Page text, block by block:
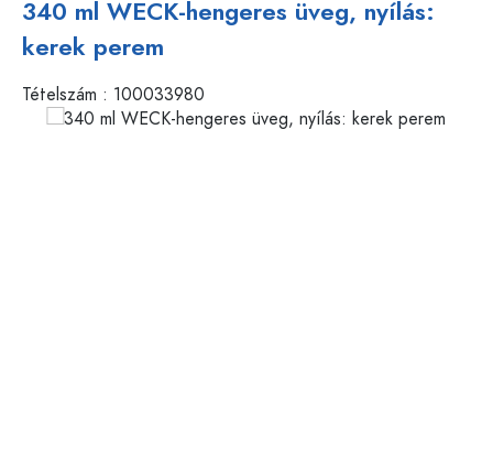
340 ml WECK-hengeres üveg, nyílás:
kerek perem
Tételszám : 100033980